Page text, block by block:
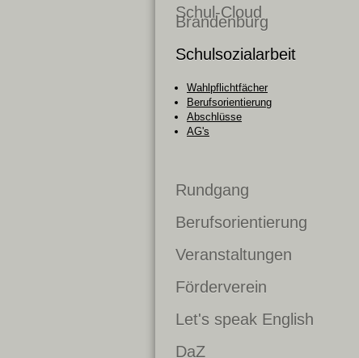
Schul-Cloud
Brandenburg
Schulsozialarbeit
Wahlpflichtfächer
Berufsorientierung
Abschlüsse
AG's
Rundgang
Berufsorientierung
Veranstaltungen
Förderverein
Let's speak English
DaZ